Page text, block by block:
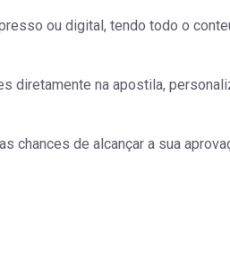
ou digital, tendo todo o
diretamente na apostila,
chances de alcançar a sua